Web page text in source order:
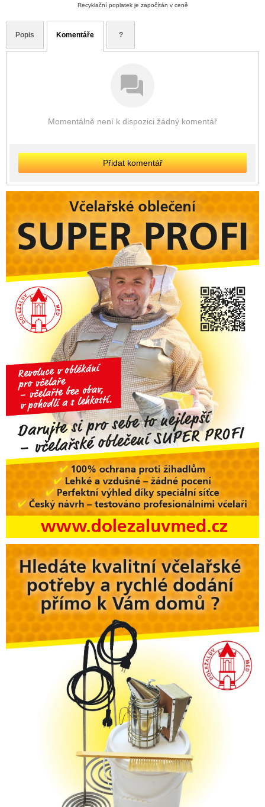
Recyklační poplatek je započítán v ceně
Popis Komentáře ?
Momentálně není k dispozici žádný komentář
Přidat komentář